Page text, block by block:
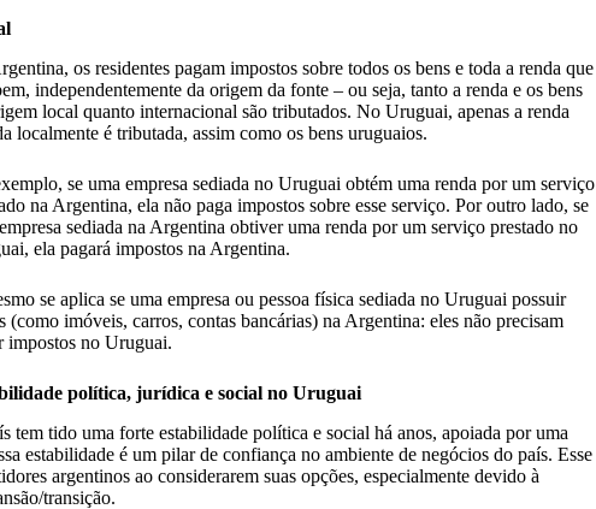
os residentes pagam impostos sobre todos os bens e toda a renda que
independentemente da origem da fonte – ou seja, tanto a renda e os bens
local quanto internacional são tributados. No Uruguai, apenas a renda
localmente é tributada, assim como os bens uruguaios.
se uma empresa sediada no Uruguai obtém uma renda por um serviço
na Argentina, ela não paga impostos sobre esse serviço. Por outro lado, se
sediada na Argentina obtiver uma renda por um serviço prestado no
ela pagará impostos na Argentina.
se aplica se uma empresa ou pessoa física sediada no Uruguai possuir
(como imóveis, carros, contas bancárias) na Argentina: eles não precisam
impostos no Uruguai.
política, jurídica e social no Uruguai
tem tido uma forte estabilidade política e social há anos, apoiada por uma
estabilidade é um pilar de confiança no ambiente de negócios do país. Esse
argentinos ao considerarem suas opções, especialmente devido à
transição.